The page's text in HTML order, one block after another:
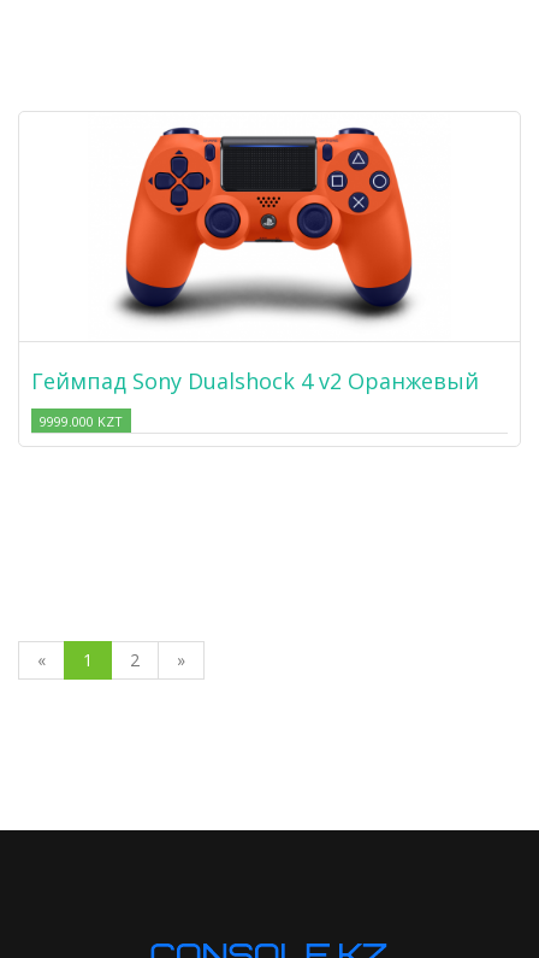
Геймпад Sony Dualshock 4 v2 Оранжевый
9999.000 KZT
« 1 2 »